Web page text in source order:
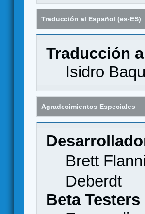
Traducción al Español (es-ES)
Traducción
Isidro
Agradecimientos Especiales
Brett
Deberdt
Beta Testers